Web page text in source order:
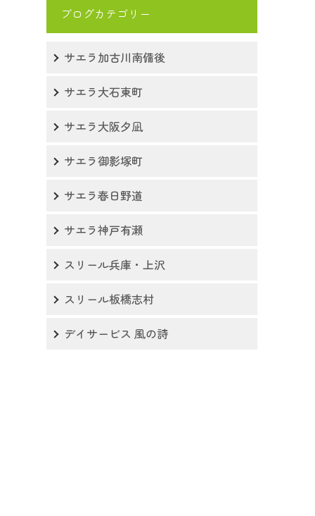
ブログカテゴリー
サエラ加古川南備後
サエラ大石東町
サエラ大阪夕凪
サエラ御影塚町
サエラ春日野道
サエラ神戸有瀬
スリール兵庫・上沢
スリール板橋志村
デイサービス 風の詩